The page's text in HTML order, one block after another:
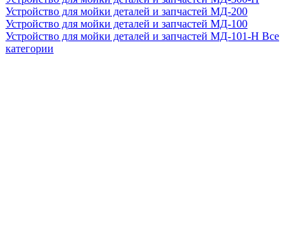
Устройство для мойки деталей и запчастей МД-200
Устройство для мойки деталей и запчастей МД-100
Устройство для мойки деталей и запчастей МД-101-Н Все
категории